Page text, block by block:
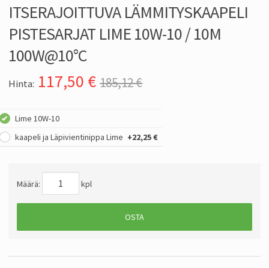
ITSERAJOITTUVA LÄMMITYSKAAPELI
PISTESARJAT LIME 10W-10 / 10M
100W@10°C
Hinta: 117,50 € 185,12 €
Lime 10W-10
kaapeli ja Läpivientinippa Lime +22,25 €
Määrä: kpl
OSTA